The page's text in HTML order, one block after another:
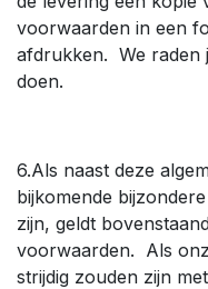
voorwaarden in een
afdrukken. We raden
doen.
6.Als naast deze
bijkomende
zijn, geldt
voorwaarden. Als
strijdig zouden zijn